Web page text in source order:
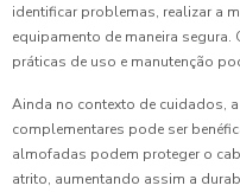
identificar problemas, realizar a
equipamento de maneira
práticas de uso e manutenção
Ainda no contexto de cuidados,
complementares pode ser
almofadas podem proteger o
atrito, aumentando assim a